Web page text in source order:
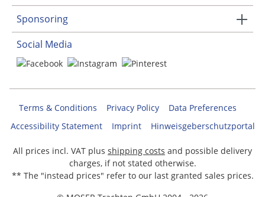
Sponsoring
Social Media
Terms & Conditions Privacy Policy
Data Preferences
Accessibility Statement
Imprint Hinweisgeberschutzportal
All prices incl. VAT plus shipping costs and possible delivery
charges, if not stated otherwise.
** The "instead prices" refer to our last granted sales prices.